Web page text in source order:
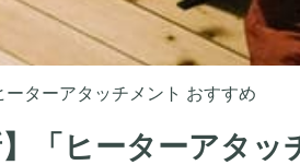
ーターアタッチメント おすすめ
】「ヒーターアタ